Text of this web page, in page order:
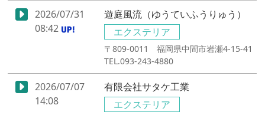
2026/07/31
08:42
遊庭風流（ゆうていふうりゅう）
エクステリア
〒809-0011 福岡県中間市岩瀬4-15-41
TEL.093-243-4880
2026/07/07
14:08
有限会社サタケ工業
エクステリア